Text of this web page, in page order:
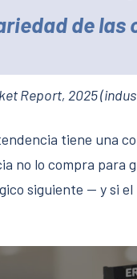
de las
Report, 2025
tiene una
no lo compra para
siguiente — y si